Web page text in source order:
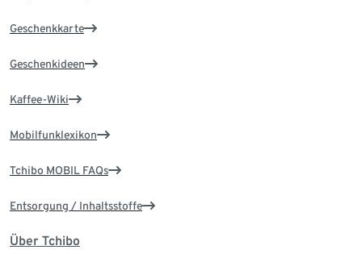
Geschenkkarte
Geschenkideen
Kaffee-Wiki
Mobilfunklexikon
Tchibo MOBIL FAQs
Entsorgung / Inhaltsstoffe
Über Tchibo